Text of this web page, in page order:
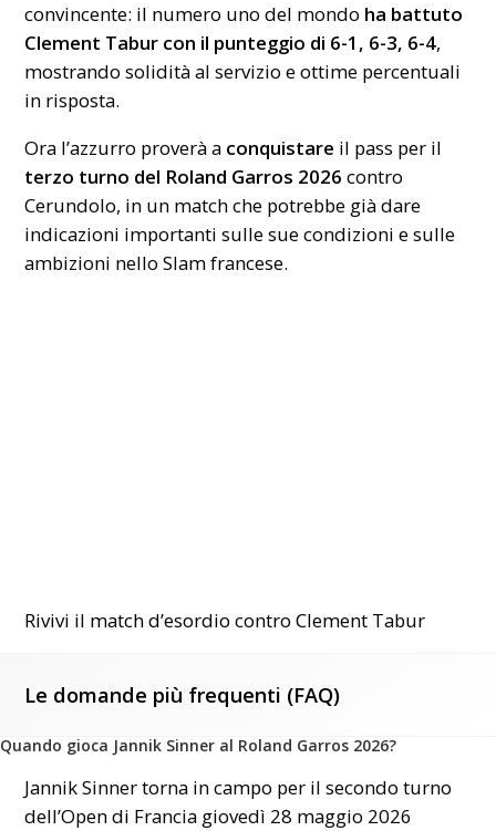
convincente: il numero uno del mondo ha battuto
Clement Tabur con il punteggio di 6-1, 6-3, 6-4,
mostrando solidità al servizio e ottime percentuali
in risposta.
Ora l’azzurro proverà a conquistare il pass per il
terzo turno del Roland Garros 2026 contro
Cerundolo, in un match che potrebbe già dare
indicazioni importanti sulle sue condizioni e sulle
ambizioni nelloSlamfrancese.
Rivivi il match d’esordio contro Clement Tabur
Le domande più frequenti (FAQ)
Quando gioca Jannik Sinner al Roland Garros 2026?
Jannik Sinner torna in campo per il secondo turno
dell’Open di Francia giovedì 28 maggio 2026